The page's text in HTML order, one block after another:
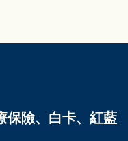
保險、白卡、紅藍